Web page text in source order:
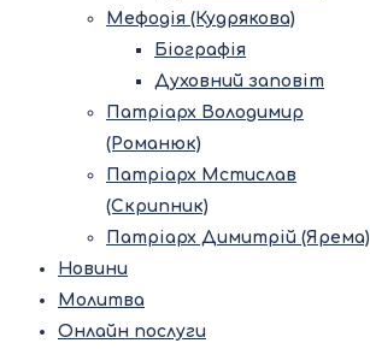
Мефодія (Кудрякова)
Біографія
Духовний заповіт
Патріарх Володимир
(Романюк)
Патріарх Мстислав
(Скрипник)
Патріарх Димитрій (Ярема)
Новини
Молитва
Онлайн послуги